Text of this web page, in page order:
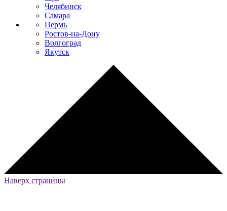
Челябинск
Самара
Пермь
Ростов-на-Дону
Волгоград
Якутск
Наверх страницы